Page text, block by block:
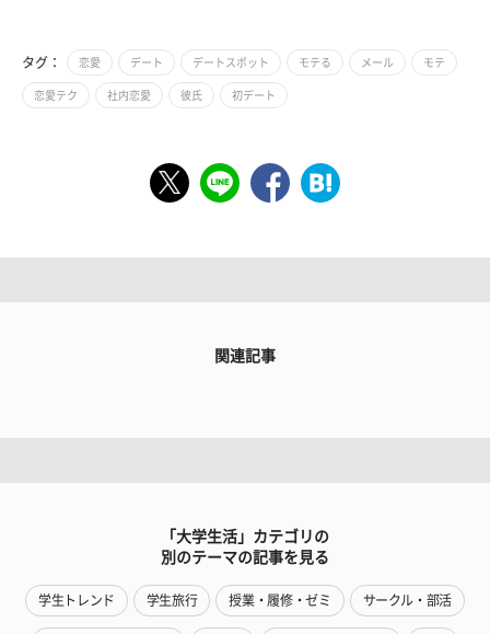
タグ： 恋愛 デート デートスポット モテる メール モテ
恋愛テク 社内恋愛 彼氏 初デート
関連記事
「大学生活」カテゴリの
別のテーマの記事を見る
学生トレンド 学生旅行 授業・履修・ゼミ サークル・部活